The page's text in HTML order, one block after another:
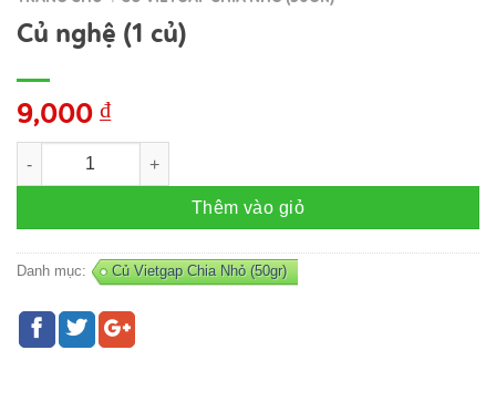
Củ nghệ (1 củ)
9,000 ₫
Củ nghệ (1 củ) số lượng
Thêm vào giỏ
Danh mục: Củ Vietgap Chia Nhỏ (50gr)